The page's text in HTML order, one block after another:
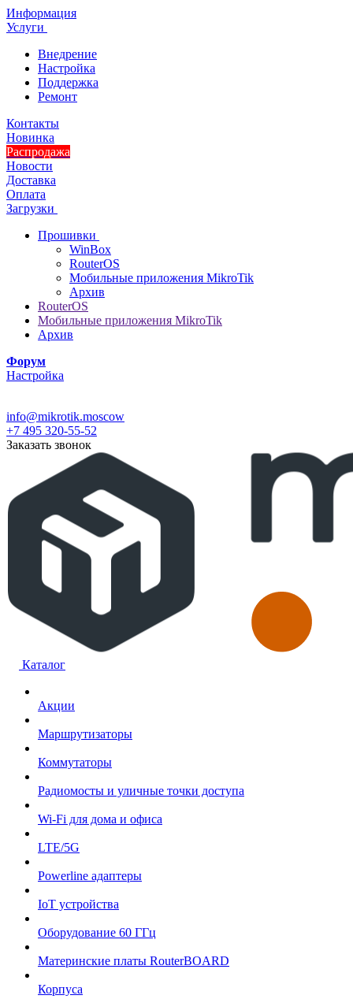
Информация
Услуги
Внедрение
Настройка
Поддержка
Ремонт
Контакты
Новинка
Распродажа
Новости
Доставка
Оплата
Загрузки
Прошивки
WinBox
RouterOS
Мобильные приложения MikroTik
Архив
RouterOS
Мобильные приложения MikroTik
Архив
Форум
Настройка
info@mikrotik.moscow
+7 495 320-55-52
Заказать звонок
Каталог
Акции
Маршрутизаторы
Коммутаторы
Радиомосты и уличные точки доступа
Wi-Fi для дома и офиса
LTE/5G
Powerline адаптеры
IoT устройства
Оборудование 60 ГГц
Материнские платы RouterBOARD
Корпуса